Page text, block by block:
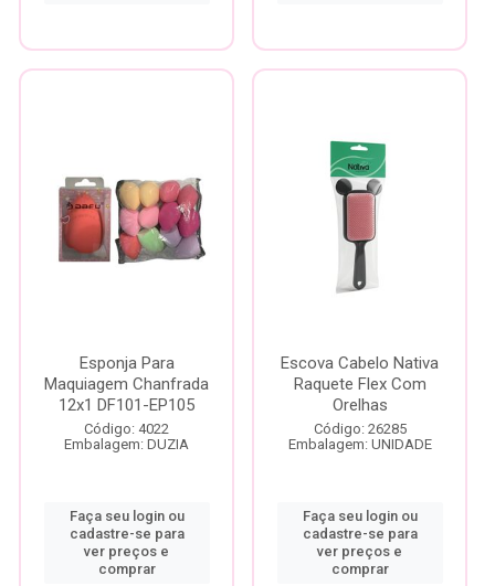
Esponja Para
Maquiagem Chanfrada
12x1 DF101-EP105
Código: 4022
Embalagem: DUZIA
Faça seu login ou
cadastre-se para
ver preços e
comprar
Escova Cabelo Nativa
Raquete Flex Com
Orelhas
Código: 26285
Embalagem: UNIDADE
Faça seu login ou
cadastre-se para
ver preços e
comprar